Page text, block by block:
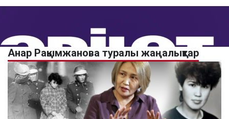
Анар Рақымжанова туралы жаңалықтар